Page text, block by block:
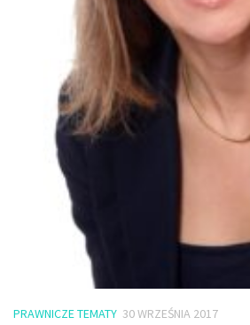
PRAWNICZE TEMATY 30 WRZEŚNIA 2017